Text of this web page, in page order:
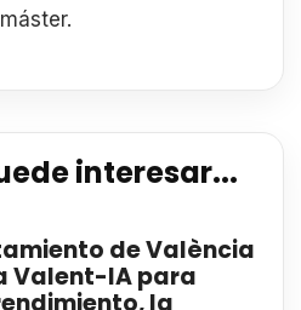
interesar...
de València
Valent-IA para
la